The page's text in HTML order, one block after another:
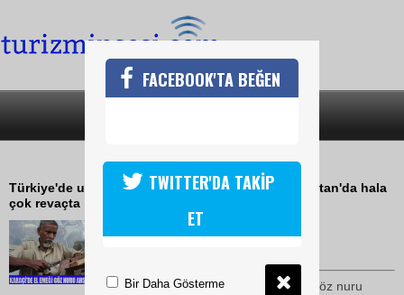
GÖZ NURLARINI DÜNYAYA SATIYOR
Türkiye'de unutulmaya yüz tutan el sanatları Pakistan'da hala
çok revaçta
13 Eylül 2009 / 09:36
Başkent Karaçi'de el emeği göz nuru
FACEBOOK'TA BEĞEN
TWITTER'DA TAKİP
ET
Bir Daha Gösterme